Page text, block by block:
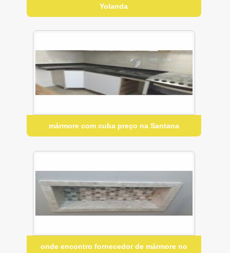
Yolanda
mármore com cuba preço na Santana
onde encontro fornecedor de mármore no